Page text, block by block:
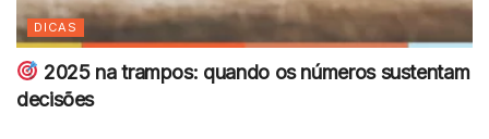
DICAS
2025 na trampos: quando os números sustentam
decisões